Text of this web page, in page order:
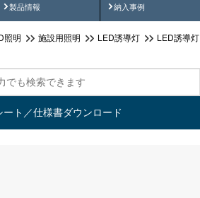
製品情報
製品動画 納入事例
納入事例動画
照明 施設用照明 LED誘導灯 LED誘導灯
ト／仕様書ダウンロード